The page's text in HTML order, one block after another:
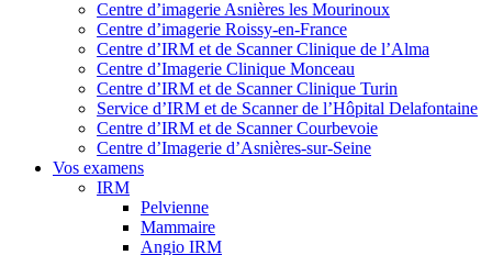
Centre d’imagerie Asnières les Mourinoux
Centre d’imagerie Roissy-en-France
Centre d’IRM et de Scanner Clinique de l’Alma
Centre d’Imagerie Clinique Monceau
Centre d’IRM et de Scanner Clinique Turin
Service d’IRM et de Scanner de l’Hôpital Delafontaine
Centre d’IRM et de Scanner Courbevoie
Centre d’Imagerie d’Asnières-sur-Seine
Vos examens
IRM
Pelvienne
Mammaire
Angio IRM